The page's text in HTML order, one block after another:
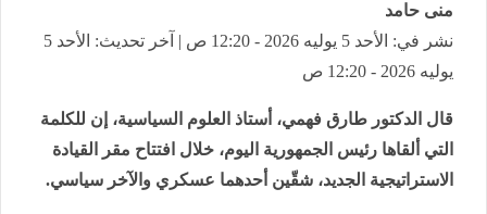
منى حامد
نشر في: الأحد 5 يوليه 2026 - 12:20 ص | آخر تحديث: الأحد 5
يوليه 2026 - 12:20 ص
قال الدكتور طارق فهمي، أستاذ العلوم السياسية، إن للكلمة
التي ألقاها رئيس الجمهورية اليوم، خلال افتتاح مقر القيادة
الاستراتيجية الجديد، شقّين أحدهما عسكري والآخر سياسي.